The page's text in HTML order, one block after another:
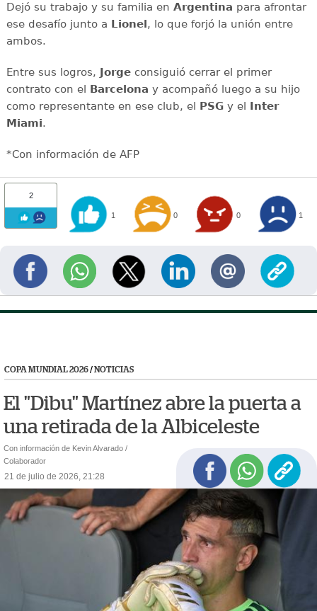
Dejó su trabajo y su familia en Argentina para afrontar
ese desafío junto a Lionel, lo que forjó la unión entre
ambos.
Entre sus logros, Jorgeconsiguió cerrar el primer
contrato con el Barcelona y acompañó luego a su hijo
como representante en ese club, el PSGy el Inter
Miami.
*Con información de AFP
2
1 0 0 1
COPA MUNDIAL 2026/NOTICIAS
El "Dibu" Martínez abre la puerta a
una retirada de la Albiceleste
Con información de Kevin Alvarado /
Colaborador
21 de julio de 2026, 21:28